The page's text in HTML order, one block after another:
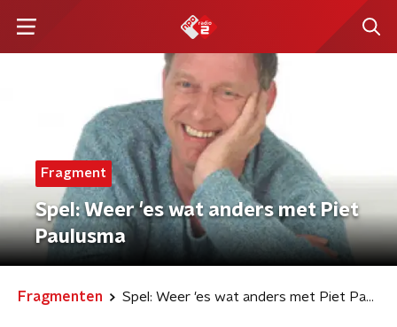
Fragment
Spel: Weer 'es wat anders met Piet
Paulusma
Fragmenten Spel: Weer 'es wat anders met Piet Paulusma